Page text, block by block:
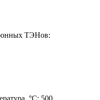
ТЭНов:
°С: 500